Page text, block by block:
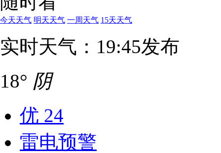
今天天气 明天天气 一周天气 15天天气
实时天气：19:45发布
18° 阴
优 24
雷电预警